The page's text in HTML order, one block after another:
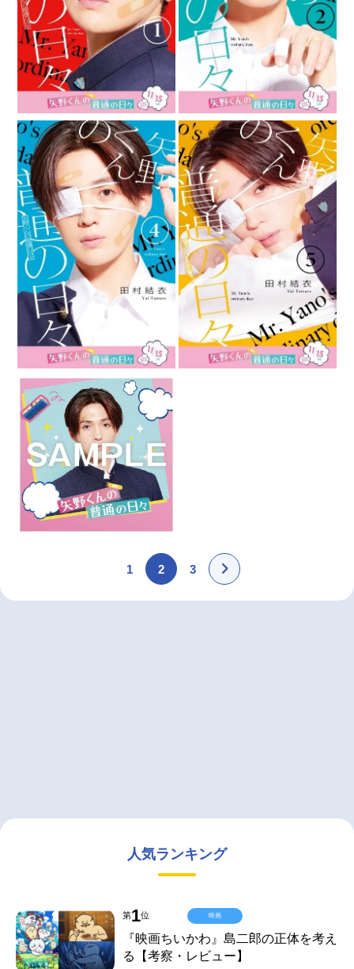
1 2 3
人気ランキング
第1位
『映画ちいかわ』島二郎の正体を考え
る【考察・レビュー】
映画